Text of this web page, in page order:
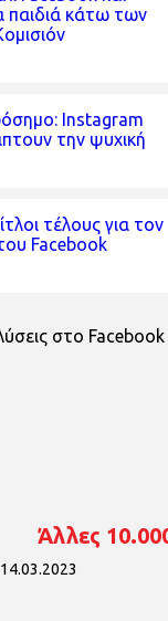
Άλλες
14.03.2023